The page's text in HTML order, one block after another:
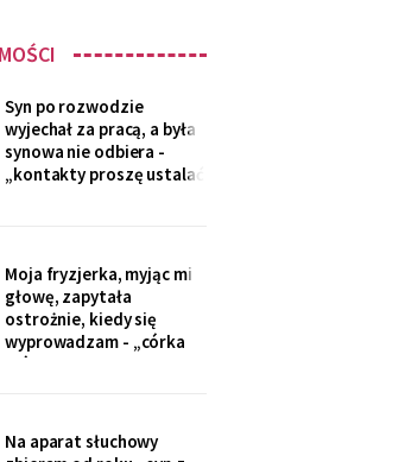
Syn po rozwodzie
wyjechał za pracą, a była
synowa nie odbiera -
„kontakty proszę ustalać
na rynku młodszy mnie
zobaczył, wyrwał jej się z
ręki i przybiegł. Zdążyłam
tylko przytulić.
Moja fryzjerka, myjąc mi
głowę, zapytała
ostrożnie, kiedy się
wyprowadzam - „córka
mówiła u nas w salonie,
czegoś mniejszego".
Niczego nie szukam. Nic
Na aparat słuchowy